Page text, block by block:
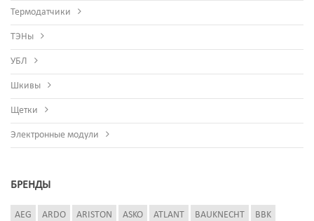
Термодатчики
ТЭНы
УБЛ
Шкивы
Щетки
Электронные модули
БРЕНДЫ
AEG ARDO ARISTON ASKO ATLANT BAUKNECHT BBK